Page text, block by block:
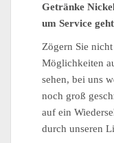
Getränke
um Service geht
Zögern Sie
Möglichkeiten
sehen, bei uns
noch groß
auf ein
durch unseren